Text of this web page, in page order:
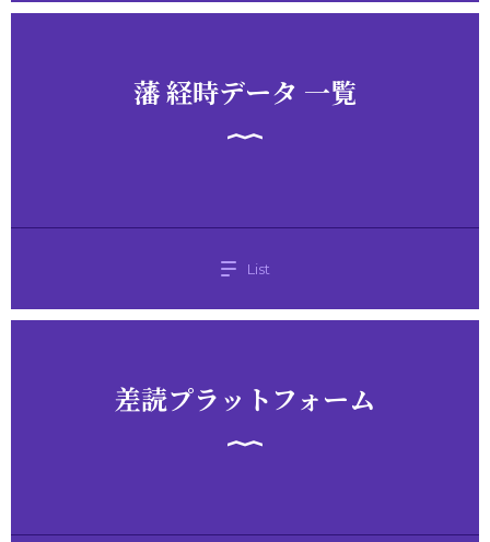
藩 経時データ 一覧
List
差読プラットフォーム